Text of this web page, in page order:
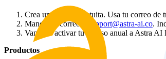
Crea una cuenta gratuita. Usa tu correo de
Manda un correo a
support@astra-ai.co.
Vamos a activar tu acceso anual a Astra AI
Productos